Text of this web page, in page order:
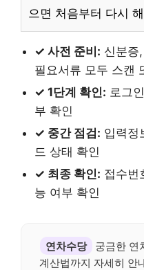
으면 처음부터 다시
✓ 사전 준비: 신분증
필요서류 모두 스캔
✓ 1단계 확인: 로그
부 확인
✓ 중간 점검: 입력정
드 상태 확인
✓ 최종 확인: 접수번
능 여부 확인
연차수당
궁금한 연
계산법까지 자세히 안